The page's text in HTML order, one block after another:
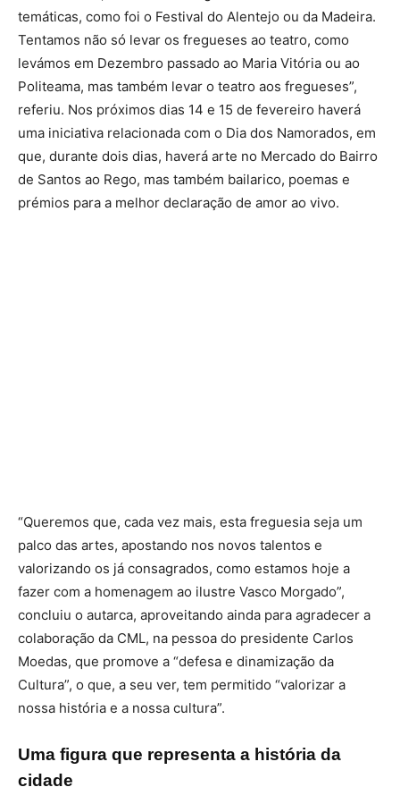
temáticas, como foi o Festival do Alentejo ou da Madeira.
Tentamos não só levar os fregueses ao teatro, como
levámos em Dezembro passado ao Maria Vitória ou ao
Politeama, mas também levar o teatro aos fregueses”,
referiu. Nos próximos dias 14 e 15 de fevereiro haverá
uma iniciativa relacionada com o Dia dos Namorados, em
que, durante dois dias, haverá arte no Mercado do Bairro
de Santos ao Rego, mas também bailarico, poemas e
prémios para a melhor declaração de amor ao vivo.
“Queremos que, cada vez mais, esta freguesia seja um
palco das artes, apostando nos novos talentos e
valorizando os já consagrados, como estamos hoje a
fazer com a homenagem ao ilustre Vasco Morgado”,
concluiu o autarca, aproveitando ainda para agradecer a
colaboração da CML, na pessoa do presidente Carlos
Moedas, que promove a “defesa e dinamização da
Cultura”, o que, a seu ver, tem permitido “valorizar a
nossa história e a nossa cultura”.
Uma figura que representa a história da
cidade